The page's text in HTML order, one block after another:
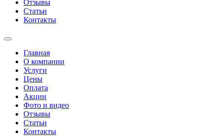
Отзывы
Статьи
Контакты
Главная
О компании
Услуги
Цены
Оплата
Акции
Фото и видео
Отзывы
Статьи
Контакты